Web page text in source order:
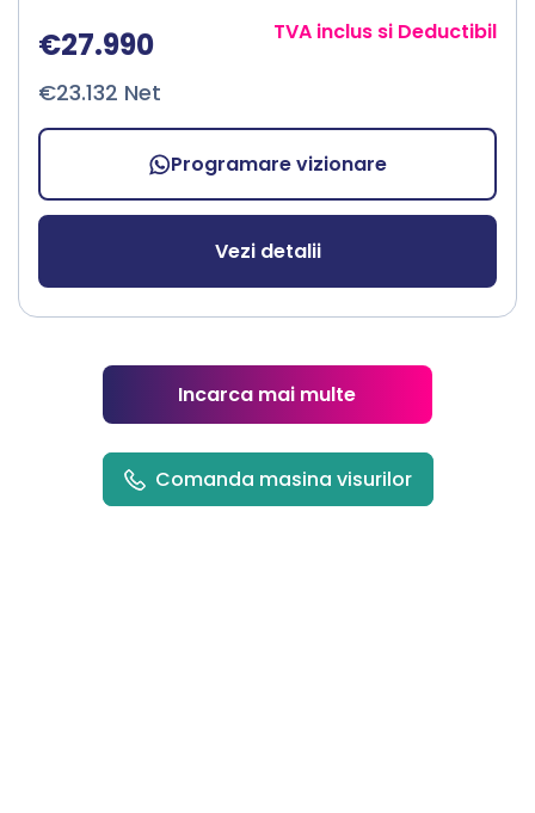
€27.990
€23.132 Net
TVA inclus si Deductibil
Programare vizionare
Vezi detalii
Incarca mai multe
Comanda masina visurilor